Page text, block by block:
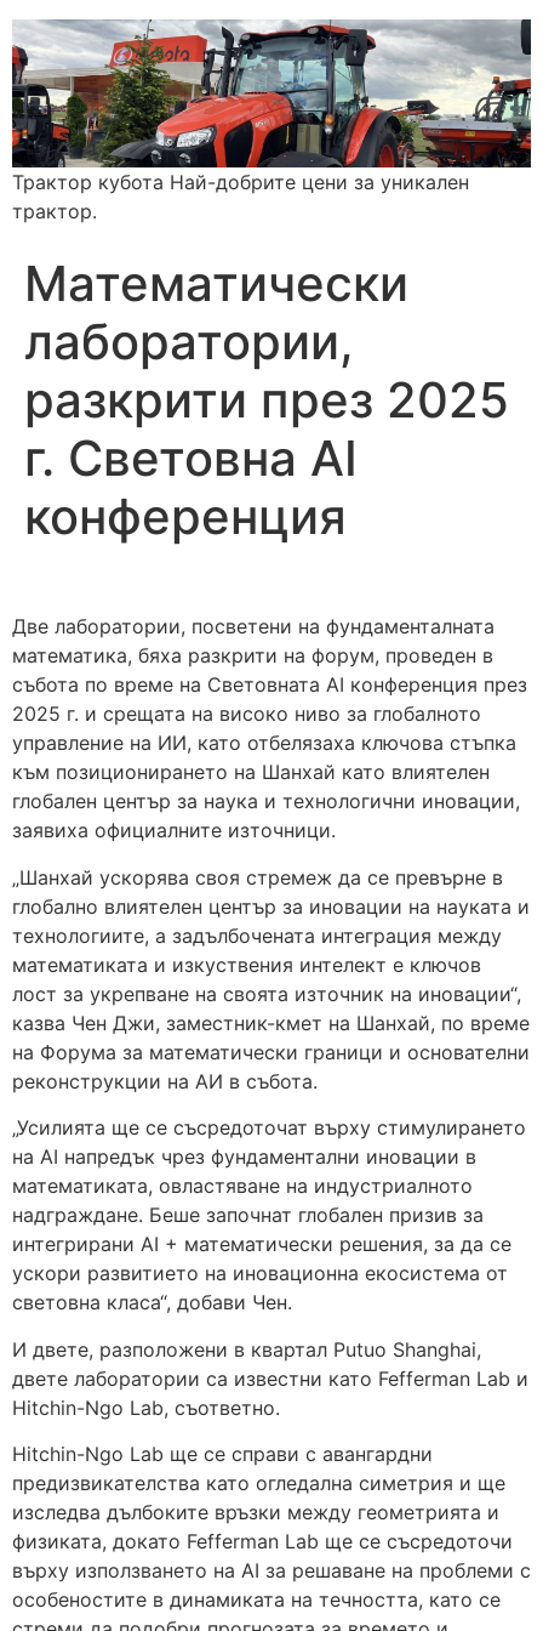
Трактор кубота Най-добрите цени за уникален
трактор.
Математически
лаборатории,
разкрити през 2025
г. Световна AI
конференция
Две лаборатории, посветени на фундаменталната
математика, бяха разкрити на форум, проведен в
събота по време на Световната AI конференция през
2025 г. и срещата на високо ниво за глобалното
управление на ИИ, като отбелязаха ключова стъпка
към позиционирането на Шанхай като влиятелен
глобален център за наука и технологични иновации,
заявиха официалните източници.
„Шанхай ускорява своя стремеж да се превърне в
глобално влиятелен център за иновации на науката и
технологиите, а задълбочената интеграция между
математиката и изкуствения интелект е ключов
лост за укрепване на своята източник на иновации“,
казва Чен Джи, заместник-кмет на Шанхай, по време
на Форума за математически граници и основателни
реконструкции на АИ в събота.
„Усилията ще се съсредоточат върху стимулирането
на AI напредък чрез фундаментални иновации в
математиката, овластяване на индустриалното
надграждане. Беше започнат глобален призив за
интегрирани AI + математически решения, за да се
ускори развитието на иновационна екосистема от
световна класа“, добави Чен.
И двете, разположени в квартал Putuo Shanghai,
двете лаборатории са известни като Fefferman Lab и
Hitchin-Ngo Lab, съответно.
Hitchin-Ngo Lab ще се справи с авангардни
предизвикателства като огледална симетрия и ще
изследва дълбоките връзки между геометрията и
физиката, докато Fefferman Lab ще се съсредоточи
върху използването на AI за решаване на проблеми с
особеностите в динамиката на течността, като се